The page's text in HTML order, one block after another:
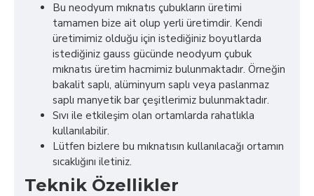
Bu neodyum mıknatıs çubukların üretimi
tamamen bize ait olup yerli üretimdir. Kendi
üretimimiz olduğu için istediğiniz boyutlarda
istediğiniz gauss gücünde neodyum çubuk
mıknatıs üretim hacmimiz bulunmaktadır. Örneğin
bakalit saplı, alüminyum saplı veya paslanmaz
saplı manyetik bar çeşitlerimiz bulunmaktadır.
Sıvı ile etkileşim olan ortamlarda rahatlıkla
kullanılabilir.
Lütfen bizlere bu mıknatısın kullanılacağı ortamın
sıcaklığını iletiniz.
Teknik Özellikler